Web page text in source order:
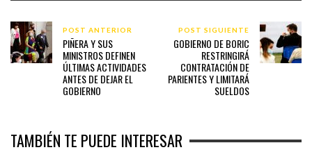
POST ANTERIOR
PIÑERA Y SUS
MINISTROS DEFINEN
ÚLTIMAS ACTIVIDADES
ANTES DE DEJAR EL
GOBIERNO
POST SIGUIENTE
GOBIERNO DE BORIC
RESTRINGIRÁ
CONTRATACIÓN DE
PARIENTES Y LIMITARÁ
SUELDOS
TAMBIÉN TE PUEDE INTERESAR